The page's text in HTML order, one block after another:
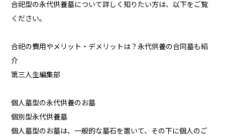
合祀型の永代供養墓について詳しく知りたい方は、以下をご覧
ください。
合祀の費用やメリット・デメリットは？永代供養の合同墓も紹
介
第三人生編集部
個人墓型の永代供養のお墓
個別型永代供養墓
個人墓型のお墓は、一般的な墓石を置いて、その下に個人のご